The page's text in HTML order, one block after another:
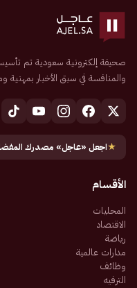
والمنافسة في سبق الأخبار
★اجعل «عاجل» مصدرك
الأقسام
المحليات
الاقتصاد
رياضة
مدارات عالمية
وظائف
الترفيه